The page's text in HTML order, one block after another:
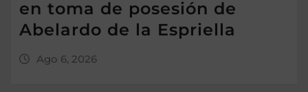
en toma de posesión de
Abelardo de la Espriella
Ago 6, 2026